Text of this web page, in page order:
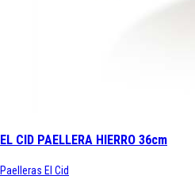
EL CID PAELLERA HIERRO 36cm
Paelleras El Cid